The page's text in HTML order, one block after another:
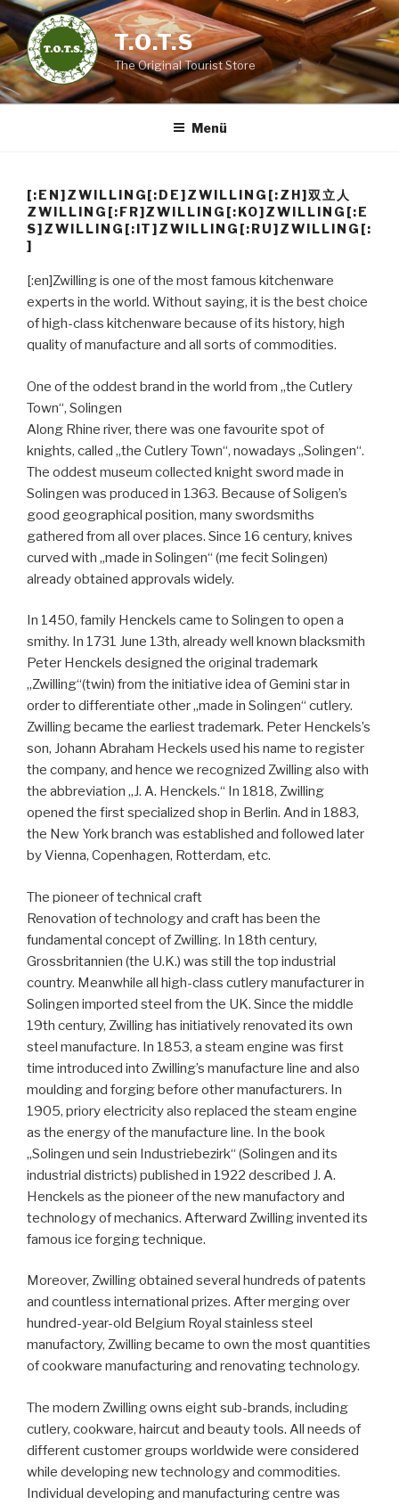
Zum
Inhalt
springen
T.O.T.S
The Original Tourist Store
Menü
[:EN]ZWILLING[:DE]ZWILLING[:ZH]双立人
ZWILLING[:FR]ZWILLING[:KO]ZWILLING[:E
S]ZWILLING[:IT]ZWILLING[:RU]ZWILLING[:
]
[:en]Zwilling is one of the most famous kitchenware
experts in the world. Without saying, it is the best choice
of high-class kitchenware because of its history, high
quality of manufacture and all sorts of commodities.
One of the oddest brand in the world from „the Cutlery
Town“, Solingen
Along Rhine river, there was one favourite spot of
knights, called „the Cutlery Town“, nowadays „Solingen“.
The oddest museum collected knight sword made in
Solingen was produced in 1363. Because of Soligen’s
good geographical position, many swordsmiths
gathered from all over places. Since 16 century, knives
curved with „made in Solingen“ (me fecit Solingen)
already obtained approvals widely.
In 1450, family Henckels came to Solingen to open a
smithy. In 1731 June 13th, already well known blacksmith
Peter Henckels designed the original trademark
„Zwilling“(twin) from the initiative idea of Gemini star in
order to differentiate other „made in Solingen“ cutlery.
Zwilling became the earliest trademark. Peter Henckels’s
son, Johann Abraham Heckels used his name to register
the company, and hence we recognized Zwilling also with
the abbreviation „J. A. Henckels.“ In 1818, Zwilling
opened the first specialized shop in Berlin. And in 1883,
the New York branch was established and followed later
by Vienna, Copenhagen, Rotterdam, etc.
The pioneer of technical craft
Renovation of technology and craft has been the
fundamental concept of Zwilling. In 18th century,
Grossbritannien (the U.K.) was still the top industrial
country. Meanwhile all high-class cutlery manufacturer in
Solingen imported steel from the UK. Since the middle
19th century, Zwilling has initiatively renovated its own
steel manufacture. In 1853, a steam engine was first
time introduced into Zwilling’s manufacture line and also
moulding and forging before other manufacturers. In
1905, priory electricity also replaced the steam engine
as the energy of the manufacture line. In the book
„Solingen und sein Industriebezirk“ (Solingen and its
industrial districts) published in 1922 described J. A.
Henckels as the pioneer of the new manufactory and
technology of mechanics. Afterward Zwilling invented its
famous ice forging technique.
Moreover, Zwilling obtained several hundreds of patents
and countless international prizes. After merging over
hundred-year-old Belgium Royal stainless steel
manufactory, Zwilling became to own the most quantities
of cookware manufacturing and renovating technology.
The modern Zwilling owns eight sub-brands, including
cutlery, cookware, haircut and beauty tools. All needs of
different customer groups worldwide were considered
while developing new technology and commodities.
Individual developing and manufacturing centre was